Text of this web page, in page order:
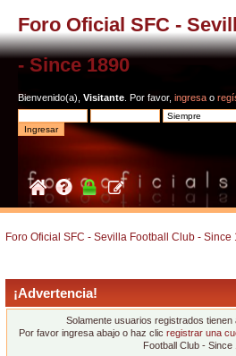
Foro Oficial SFC -
- Since 1890
Bienvenido(a), Visitante . Por favor, ingresa o
Foro Oficial SFC - Sevilla Football Club - Since
¡Advertencia!
Solamente usuarios registrados
Por favor ingresa abajo o haz clic registrar una
Football Club - Since